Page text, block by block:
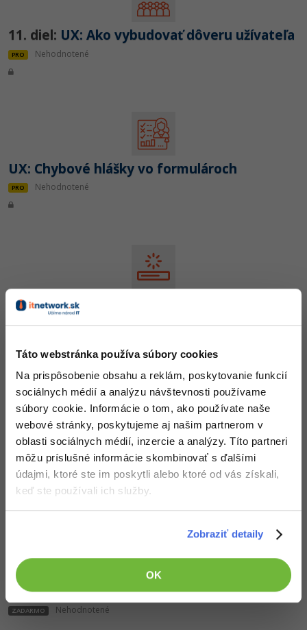
Táto webstránka používa súbory cookies
Na prispôsobenie obsahu a reklám, poskytovanie funkcií
sociálnych médií a analýzu návštevnosti používame
súbory cookie. Informácie o tom, ako používate naše
webové stránky, poskytujeme aj našim partnerom v
oblasti sociálnych médií, inzercie a analýzy. Títo partneri
môžu príslušné informácie skombinovať s ďalšími
údajmi, ktoré ste im poskytli alebo ktoré od vás získali,
keď ste používali ich služby.
Zobraziť detaily
OK
11. diel: UX: Ako vybudovať dôveru užívateľa
PRO Nehodnotené
UX: Chybové hlášky vo formulároch
PRO Nehodnotené
12. diel:UX: Dojem rýchleho načítavania
13. diel:Konštrukčné systémy v UX - Mobile
First, Flat Design
ZADARMO Nehodnotené
14. diel:
Konštrukčné systémy v UX -
Atomický a vizuálny design
ZADARMO Nehodnotené